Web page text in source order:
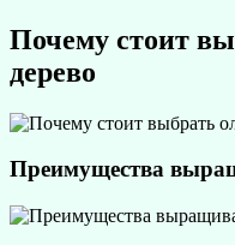
Почему стоит
дерево
Преимущества